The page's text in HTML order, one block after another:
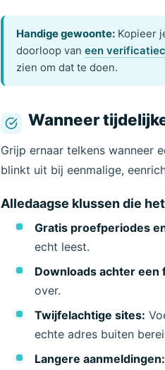
Handige gewoonte:Kopieer
doorloop van een
zien om dat te doen.
Wanneer
Grijp ernaar telkens wanneer
blinkt uit bij eenmalige,
Alledaagse klussen die
Gratis proefperiodes
echt leest.
Downloads achter een
over.
Twijfelachtige sites:
echte adres buiten
Langere aanmeldingen: